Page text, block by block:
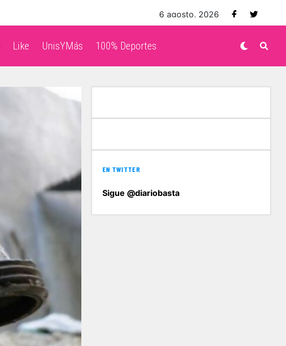
6 agosto, 2026
Like UnisYMás 100% Deportes
EN TWITTER
Sigue @diariobasta